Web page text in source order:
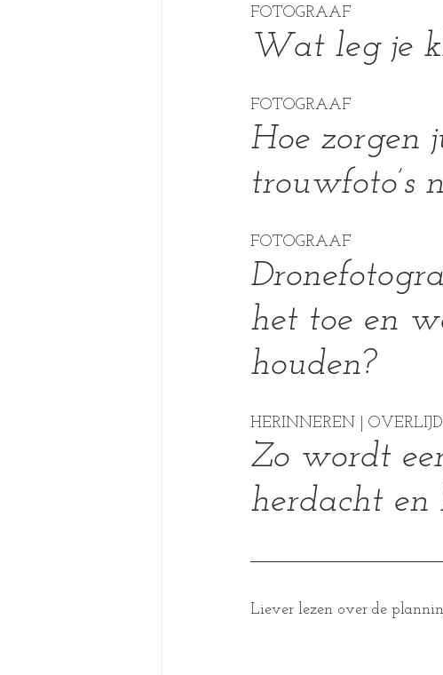
FOTOGRAAF
Wat leg je
FOTOGRAAF
Hoe zorgen
trouwfoto’s
FOTOGRAAF
het toe en
houden?
HERINNEREN |
Zo wordt
herdacht en
Liever lezen over de